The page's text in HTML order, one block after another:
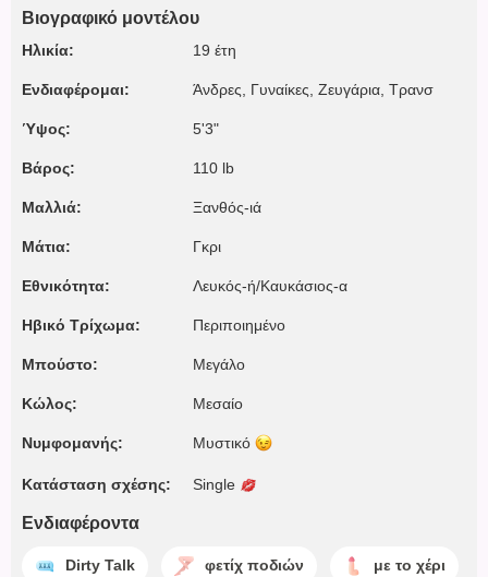
Βιογραφικό μοντέλου
Ηλικία: 19 έτη
Ενδιαφέρομαι: Άνδρες, Γυναίκες, Zευγάρια, Τρανσ
Ύψος: 5'3"
Βάρος: 110 lb
Μαλλιά: Ξανθός-ιά
Μάτια: Γκρι
Εθνικότητα: Λευκός-ή/Καυκάσιος-α
Ηβικό Τρίχωμα: Περιποιημένο
Μπούστο: Μεγάλο
Κώλος: Μεσαίο
Νυμφομανής: Μυστικό
Κατάσταση σχέσης: Single
Ενδιαφέροντα
Dirty Talk φετίχ ποδιών με το χέρι